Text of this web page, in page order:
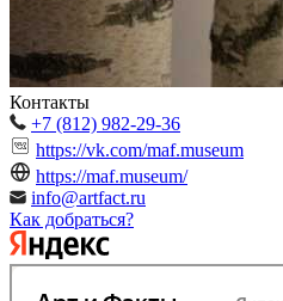
Контакты
+7 (812) 982-29-36
https://vk.com/maf.museum
https://maf.museum/
info@artfact.ru
Как добраться?